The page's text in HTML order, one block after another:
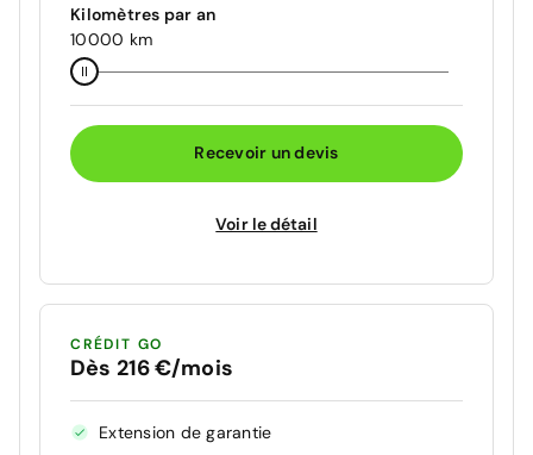
Kilomètres par an
10000 km
Recevoir un devis
Voir le détail
CRÉDIT GO
Dès 216 €/mois
Extension de garantie